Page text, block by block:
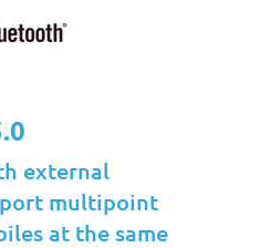
external
multipoint
at the same